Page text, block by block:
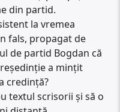
din partid.
la vremea
fals, propagat de
de partid Bogdan că
a mințit
credință?
textul scrisorii și să o